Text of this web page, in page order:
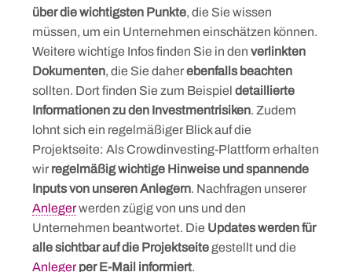
über die wichtigsten Punkte, die Sie wissen
müssen, um ein Unternehmen einschätzen können.
Weitere wichtige Infos finden Sie in den verlinkten
Dokumenten, die Sie daherebenfalls beachten
sollten. Dort finden Sie zum Beispiel detaillierte
Informationen zu den Investmentrisiken. Zudem
lohnt sich ein regelmäßiger Blick auf die
Projektseite: Als Crowdinvesting-Plattform erhalten
wir regelmäßig wichtige Hinweise und spannende
Inputs von unseren Anlegern. Nachfragen unserer
Anlegerwerden zügig von uns und den
Unternehmen beantwortet. Die Updates werden für
alle sichtbar auf die Projektseitegestellt und die
Anleger per E-Mail informiert.